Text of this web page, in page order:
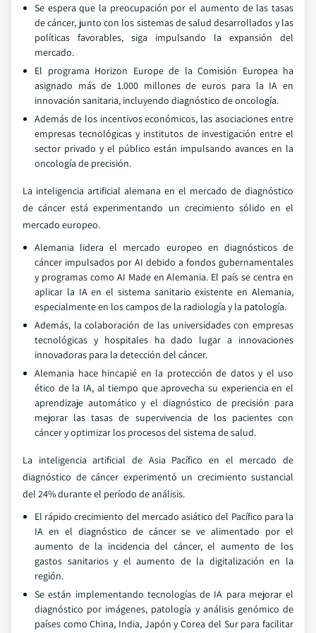
Se espera que la preocupación por el aumento de las tasas
de cáncer, junto con los sistemas de salud desarrollados y las
políticas favorables, siga impulsando la expansión del
mercado.
El programa Horizon Europe de la Comisión Europea ha
asignado más de 1.000 millones de euros para la IA en
innovación sanitaria, incluyendo diagnóstico de oncología.
Además de los incentivos económicos, las asociaciones entre
empresas tecnológicas y institutos de investigación entre el
sector privado y el público están impulsando avances en la
oncología de precisión.
La inteligencia artificial alemana en el mercado de diagnóstico
de cáncer está experimentando un crecimiento sólido en el
mercado europeo.
Alemania lidera el mercado europeo en diagnósticos de
cáncer impulsados por AI debido a fondos gubernamentales
y programas como AI Made en Alemania. El país se centra en
aplicar la IA en el sistema sanitario existente en Alemania,
especialmente en los campos de la radiología y la patología.
Además, la colaboración de las universidades con empresas
tecnológicas y hospitales ha dado lugar a innovaciones
innovadoras para la detección del cáncer.
Alemania hace hincapié en la protección de datos y el uso
ético de la IA, al tiempo que aprovecha su experiencia en el
aprendizaje automático y el diagnóstico de precisión para
mejorar las tasas de supervivencia de los pacientes con
cáncer y optimizar los procesos del sistema de salud.
La inteligencia artificial de Asia Pacífico en el mercado de
diagnóstico de cáncer experimentó un crecimiento sustancial
del 24% durante el período de análisis.
El rápido crecimiento del mercado asiático del Pacífico para la
IA en el diagnóstico de cáncer se ve alimentado por el
aumento de la incidencia del cáncer, el aumento de los
gastos sanitarios y el aumento de la digitalización en la
región.
Se están implementando tecnologías de IA para mejorar el
diagnóstico por imágenes, patología y análisis genómico de
países como China, India, Japón y Corea del Sur para facilitar